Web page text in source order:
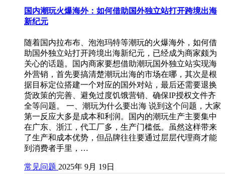
国内潮玩火爆海外：如何借助国外独立站打开跨境出海
新纪元
随着国内拉布布、泡泡玛特等潮玩的火爆海外，如何借
助国外独立站打开跨境出海新纪元，已经成为商家颇为
关心的话题。国内商家要想借助潮玩国外独立站实现海
外营销，首先要搞清楚潮玩出海的市场在哪，其次是根
据目标定位搭建一个对应的国外对站，最后还需要退换
货政策的完善、避免过度饥饿营销、确保IP授权文件齐
全等问题。 一、潮玩为什么要出海 说到这个问题，大家
第一反应大多是成本和利润。国内的潮玩生产主要集中
在广东、浙江，代工厂多，生产门槛低。虽然这样带来
了生产和成本优势，但品牌往往要通过层层代理商才能
到消费者手里，…
常见问题 2025年 9月 19日